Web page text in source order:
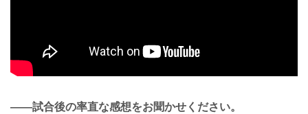
——試合後の率直な感想をお聞かせください。